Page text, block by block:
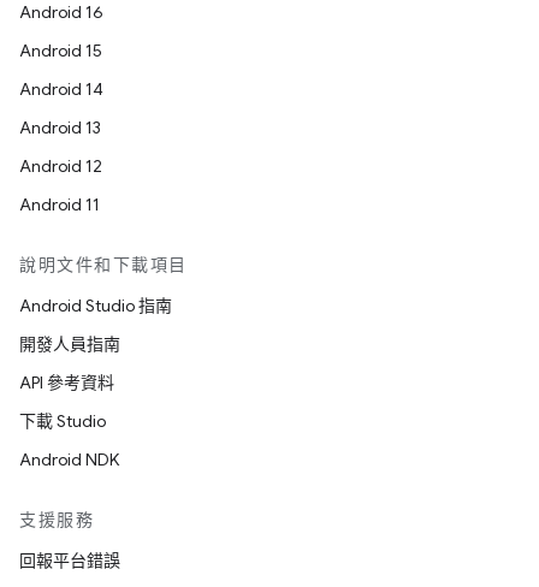
Android 16
Android 15
Android 14
Android 13
Android 12
Android 11
說明文件和下載項目
Android Studio 指南
開發人員指南
API 參考資料
下載 Studio
Android NDK
支援服務
回報平台錯誤